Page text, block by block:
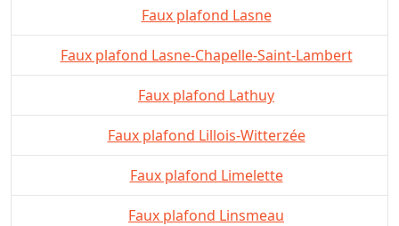
Faux plafond Lasne
Faux plafond Lasne-Chapelle-Saint-Lambert
Faux plafond Lathuy
Faux plafond Lillois-Witterzée
Faux plafond Limelette
Faux plafond Linsmeau